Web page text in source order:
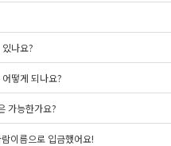
나요?
떻게 되나요?
가능한가요?
이름으로 입금했어요!